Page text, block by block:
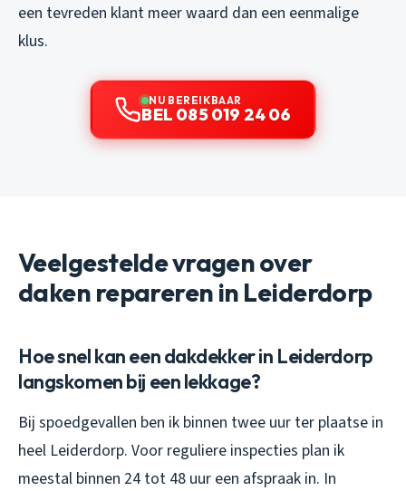
een tevreden klant meer waard dan een eenmalige
klus.
NU BEREIKBAAR
BEL 085 019 24 06
Veelgestelde vragen over
daken repareren in Leiderdorp
Hoe snel kan een dakdekker in Leiderdorp
langskomen bij een lekkage?
Bij spoedgevallen ben ik binnen twee uur ter plaatse in
heel Leiderdorp. Voor reguliere inspecties plan ik
meestal binnen 24 tot 48 uur een afspraak in. In